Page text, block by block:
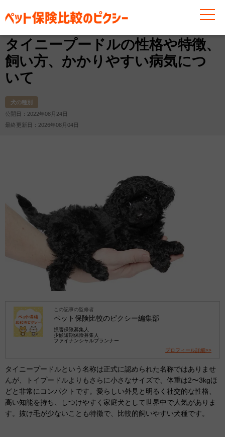
お役立ち情報 犬 犬の種別 タイニープードルの性
タイニープードルの性格や特徴、
飼い方、かかりやすい病気につ
いて
犬の種別
公開日：2022年08月24日
最終更新日：2026年08月04日
この記事の監修者
ペット保険比較のピクシー編集部
損害保険募集人
少額短期保険募集人
ファイナンシャルプランナー
プロフィール詳細>>
タイニープードルという名称は正式に認められた名称ではありませ
んが、トイプードルよりもさらに小さなサイズで、体重は2〜3kgほ
どと非常にコンパクトです。愛らしい外見と明るく社交的な性格、
高い知能を持ち、しつけやすく家庭犬として世界中で人気がありま
す。抜け毛が少ないことも特徴で、比較的飼いやすい犬種です。